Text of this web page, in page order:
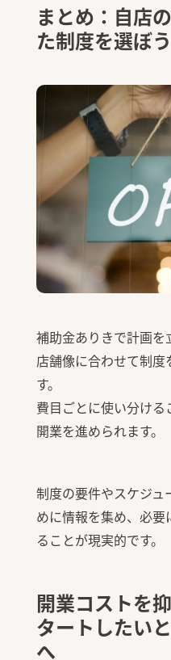
まとめ：自店
た制度を選ぼう
補助金ありきで計画
店舗像に合わせて制
す。
費目ごとに使い分け
開業を進められます。
制度の要件やスケジ
めに情報を集め、必
ることが現実的です。
開業コストを
タートしたい
へ